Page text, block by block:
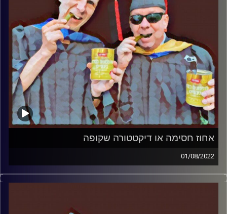
אחוז חסימה או דיקטטורה שקופה
01/08/2022
המערכת הפוליטית על ספת הפסיכולוג, עם פרופסור בועז בן-
דוד ופרופסור גלעד הירשברגר